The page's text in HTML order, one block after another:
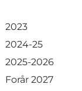
2023
2024-25
2025-2026
Forår 2027